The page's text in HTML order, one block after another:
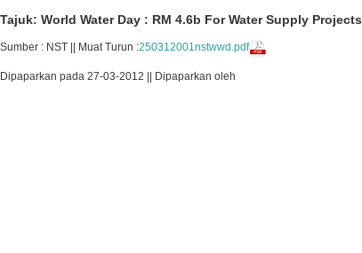
Tajuk: World Water Day : RM 4.6b For Water Supply Projects
Sumber : NST || Muat Turun :250312001nstwwd.pdf
Dipaparkan pada 27-03-2012 || Dipaparkan oleh